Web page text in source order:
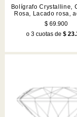
Bolígrafo Crystalline,
Rosa, Lacado rosa,
en tono oro rosa
$ 69.900
o 3 cuotas de $